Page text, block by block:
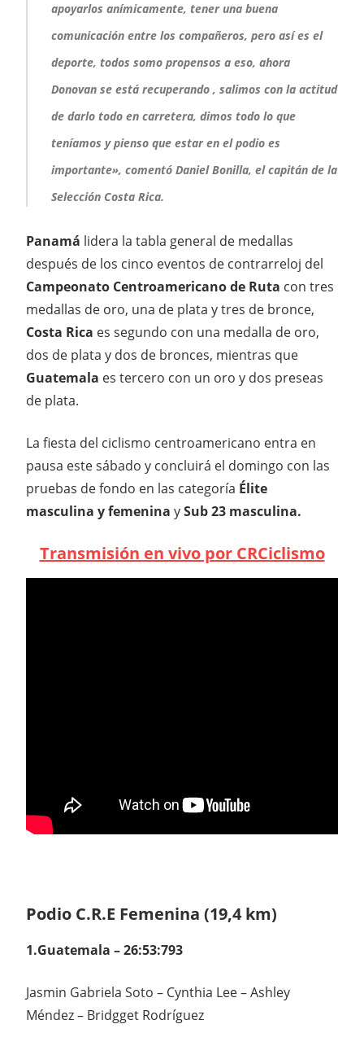
apoyarlos anímicamente, tener una buena
comunicación entre los compañeros, pero así es el
deporte, todos somo propensos a eso, ahora
Donovan se está recuperando , salimos con la actitud
de darlo todo en carretera, dimos todo lo que
teníamos y pienso que estar en el podio es
importante», comentó Daniel Bonilla, el capitán de la
Selección Costa Rica.
Panamá lidera la tabla general de medallas
después de los cinco eventos de contrarreloj del
Campeonato Centroamericano de Ruta con tres
medallas de oro, una de plata y tres de bronce,
Costa Rica es segundo con una medalla de oro,
dos de plata y dos de bronces, mientras que
Guatemala es tercero con un oro y dos preseas
de plata.
La fiesta del ciclismo centroamericano entra en
pausa este sábado y concluirá el domingo con las
pruebas de fondo en las categoría Élite
masculina y femenina ySub 23 masculina.
Transmisión en vivo por CRCiclismo
Podio C.R.E Femenina (19,4 km)
1.Guatemala – 26:53:793
Jasmin Gabriela Soto – Cynthia Lee – Ashley
Méndez – Bridgget Rodríguez